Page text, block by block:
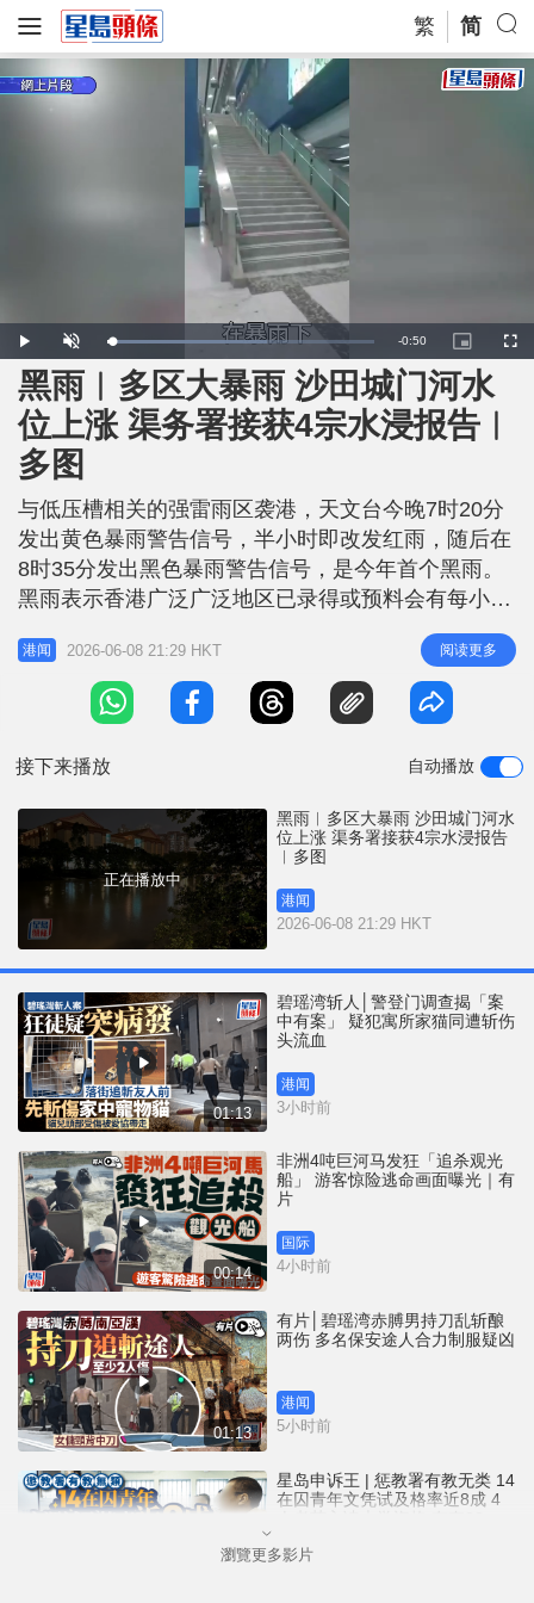
繁 简
P
l
a
y
U
n
m
u
t
e
L
o
d
e
d
:
5
R
e
m
n
-0:50
P
i
t
u
r
e
-
i
c
t
r
e
F
u
黑雨︱多区大暴雨 沙田城门河水
位上涨 渠务署接获4宗水浸报告︱
多图
与低压槽相关的强雷雨区袭港，天文台今晚7时20分
发出黄色暴雨警告信号，半小时即改发红雨，随后在
8时35分发出黑色暴雨警告信号，是今年首个黑雨。
黑雨表示香港广泛广泛地区已录得或预料会有每小时
雨量超过70毫米的大雨，且雨势可能持续，天文台更
指沙田区有大暴雨，每小时录得逾100毫米雨量，可
能有严重水浸。 全港多区狂风暴雨，部分地区出现
水浸。截至晚上9时，渠务处确认4宗水浸报告，分别
港闻 2026-06-08 21:29 HKT 阅读更多
接下来播放 自动播放
正在播放中
黑雨︱多区大暴雨 沙田城门河水
位上涨 渠务署接获4宗水浸报告
︱多图
港闻
2026-06-08 21:29 HKT
01:13
碧瑶湾斩人│警登门调查揭「案
中有案」 疑犯寓所家猫同遭斩伤
头流血
港闻
3小时前
00:14
非洲4吨巨河马发狂「追杀观光
船」 游客惊险逃命画面曝光｜有
片
国际
4小时前
01:13
有片│碧瑶湾赤膊男持刀乱斩酿
两伤 多名保安途人合力制服疑凶
港闻
5小时前
星岛申诉王 | 惩教署有教无类 14
在囚青年文凭试及格率近8成 4
港闻
瀏覽更多影片